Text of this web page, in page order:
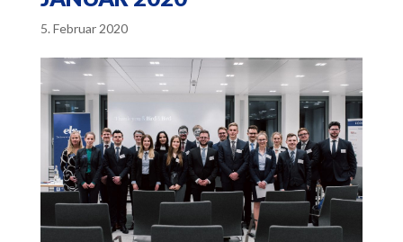
5. Februar 2020